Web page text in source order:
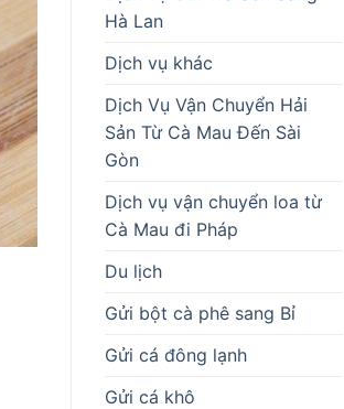
Hà Lan
Dịch vụ khác
Dịch Vụ Vận Chuyển Hải
Sản Từ Cà Mau Đến Sài
Gòn
Dịch vụ vận chuyển loa từ
Cà Mau đi Pháp
Du lịch
Gửi bột cà phê sang Bỉ
Gửi cá đông lạnh
Gửi cá khô